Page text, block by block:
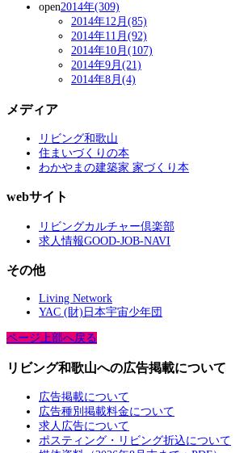
open2014年(309)
2014年12月(85)
2014年11月(92)
2014年10月(107)
2014年9月(21)
2014年8月(4)
メディア
リビング和歌山
住まいづくりの本
わかやまの建築家 家づくり本
webサイト
リビングカルチャー倶楽部
求人情報GOOD-JOB-NAVI
その他
Living Network
YAC (財)日本宇宙少年団
ページ上部へ戻る
リビング和歌山への広告掲載について
広告掲載について
広告種別掲載料金について
求人広告について
ポスティング・リビング折込について